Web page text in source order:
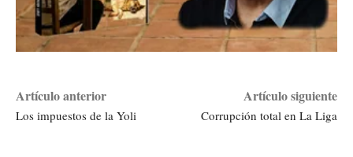
Artículo anterior
Los impuestos de la Yoli
Artículo siguiente
Corrupción total en La Liga